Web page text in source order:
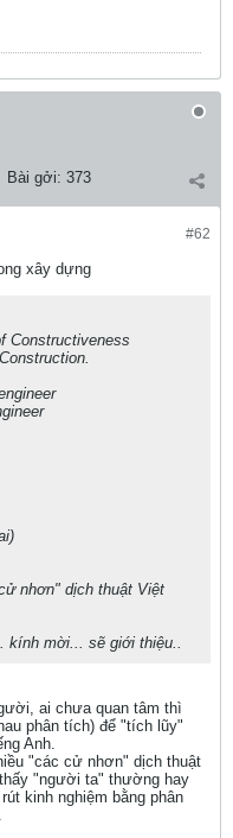
Bài gởi: 373
#62
xây dựng
Constructiveness
nhơn" dịch thuật Việt
kính mời... sẽ giới thiệu..
ai chưa quan tâm thì
phân tích) để "tích lũy"
Anh.
"các cử nhơn" dịch thuật
"người ta" thường hay
kinh nghiệm bằng phân